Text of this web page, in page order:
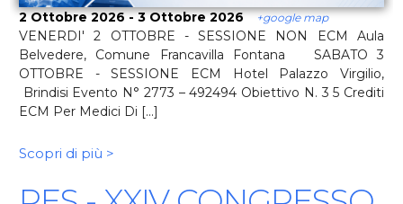
2 Ottobre 2026 - 3 Ottobre 2026 +google map
VENERDI' 2 OTTOBRE - SESSIONE NON ECM Aula
Belvedere, Comune Francavilla Fontana SABATO 3
OTTOBRE - SESSIONE ECM Hotel Palazzo Virgilio,
Brindisi Evento N° 2773 – 492494 Obiettivo N. 3 5 Crediti
ECM Per Medici Di [...]
Scopri di più >